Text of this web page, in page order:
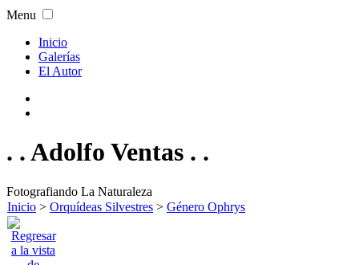
Menu
Inicio
Galerías
El Autor
. . Adolfo Ventas . .
Fotografiando La Naturaleza
Inicio > Orquídeas Silvestres > Género Ophrys